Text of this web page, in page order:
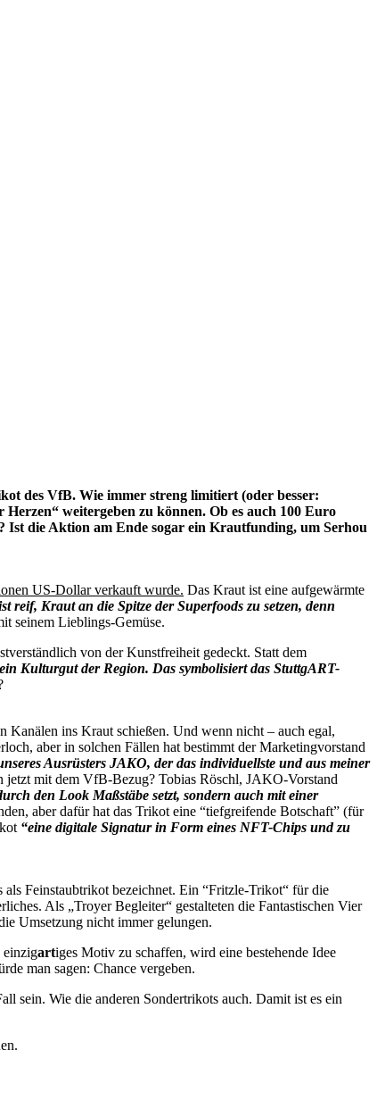
des VfB. Wie immer streng limitiert (oder besser:
weitergeben zu können. Ob es auch 100 Euro
Ist die Aktion am Ende sogar ein Krautfunding, um Serhou
US-Dollar verkauft wurde. Das Kraut ist eine aufgewärmte
reif, Kraut an die Spitze der Superfoods zu setzen, denn
seinem Lieblings-Gemüse.
von der Kunstfreiheit gedeckt. Statt dem
Kulturgut der Region. Das symbolisiert das StuttgART-
Kanälen ins Kraut schießen. Und wenn nicht – auch egal,
aber in solchen Fällen hat bestimmt der Marketingvorstand
Ausrüsters JAKO, der das individuellste und aus meiner
jetzt mit dem VfB-Bezug? Tobias Röschl, JAKO-Vorstand
den Look Maßstäbe setzt, sondern auch mit einer
aber dafür hat das Trikot eine “tiefgreifende Botschaft” (für
“eine digitale Signatur in Form eines NFT-Chips und zu
Feinstaubtrikot bezeichnet. Ein “Fritzle-Trikot“ für die
Als „Troyer Begleiter“ gestalteten die Fantastischen Vier
Umsetzung nicht immer gelungen.
einzigartiges Motiv zu schaffen, wird eine bestehende Idee
man sagen: Chance vergeben.
sein. Wie die anderen Sondertrikots auch. Damit ist es ein